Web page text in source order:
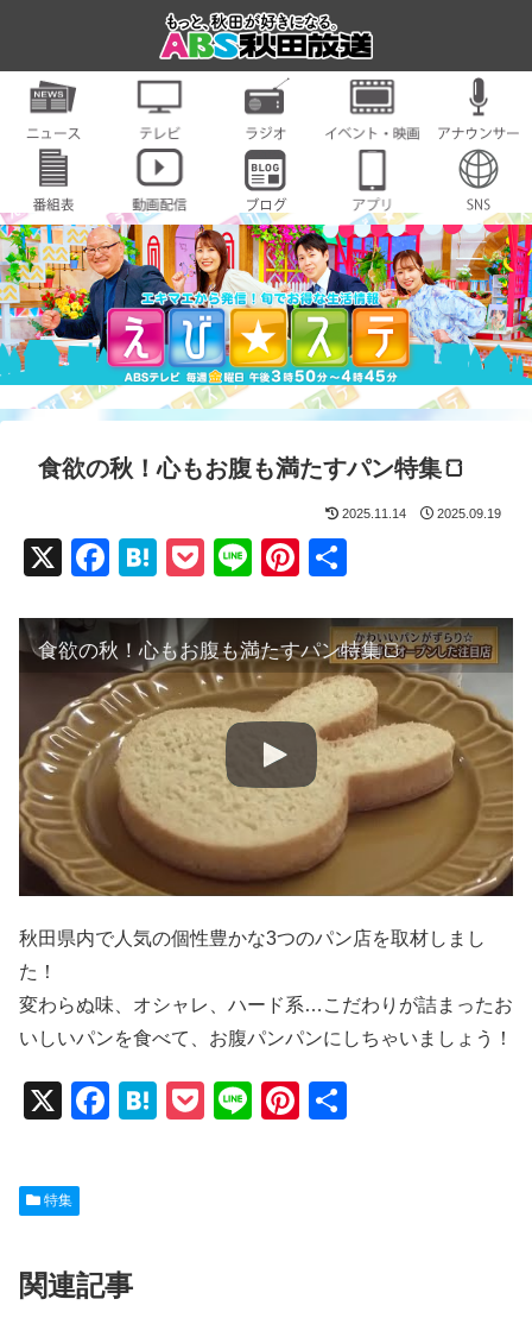
食欲の秋！心もお腹も満たすパン特集🍞
2025.11.14 2025.09.19
X
F
c
e
b
o
o
k
H
e
n
a
P
ck
et
Li
e
Pi
er
e
st
食欲の秋！心もお腹も満たすパン特集🍞
秋田県内で人気の個性豊かな3つのパン店を取材しまし
た！
変わらぬ味、オシャレ、ハード系…こだわりが詰まったお
いしいパンを食べて、お腹パンパンにしちゃいましょう！
X
F
o
H
P
Li
Pi
特集
関連記事